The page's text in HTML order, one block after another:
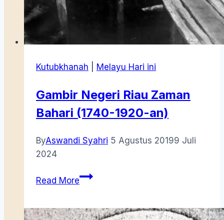
Kutubkhanah Melayu Hari ini
Gambir Negeri Riau Zaman
Bahari (1740-1920-an)
ByAswandi Syahri 5 Agustus 20199 Juli
2024
Read MoreGambir
Zaman